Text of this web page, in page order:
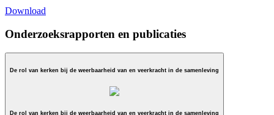
Download
Onderzoeksrapporten en publicaties
De rol van kerken bij de weerbaarheid van en veerkracht in de samenleving
De rol van kerken bij de weerbaarheid van en veerkracht in de samenleving